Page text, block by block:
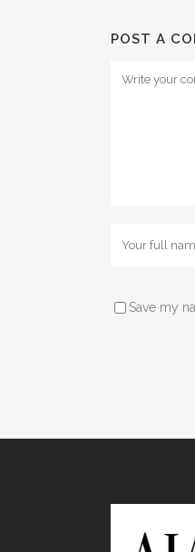
POST A
Save my